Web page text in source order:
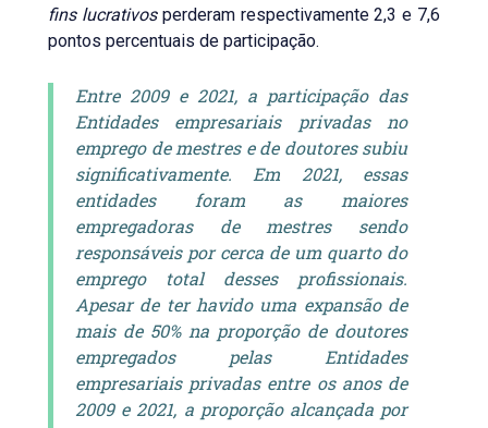
fins lucrativosperderam respectivamente 2,3 e 7,6
pontos percentuais de participação.
Entre 2009 e 2021, a participação das
Entidades empresariais privadas no
emprego de mestres e de doutores subiu
significativamente. Em 2021, essas
entidades foram as maiores
empregadoras de mestres sendo
responsáveis por cerca de um quarto do
emprego total desses profissionais.
Apesar de ter havido uma expansão de
mais de 50% na proporção de doutores
empregados pelas Entidades
empresariais privadas entre os anos de
2009 e 2021, a proporção alcançada por